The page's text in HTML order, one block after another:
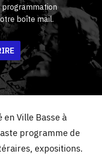
programmation
boîte mail.
Ville Basse à
programme de
expositions.